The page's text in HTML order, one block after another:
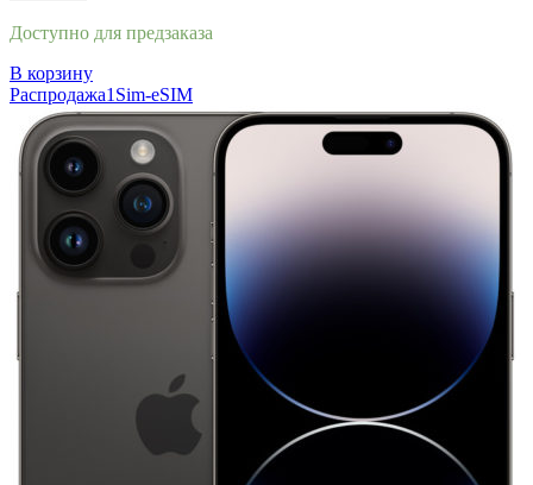
Доступно для предзаказа
В корзину
Распродажа1Sim-eSIM